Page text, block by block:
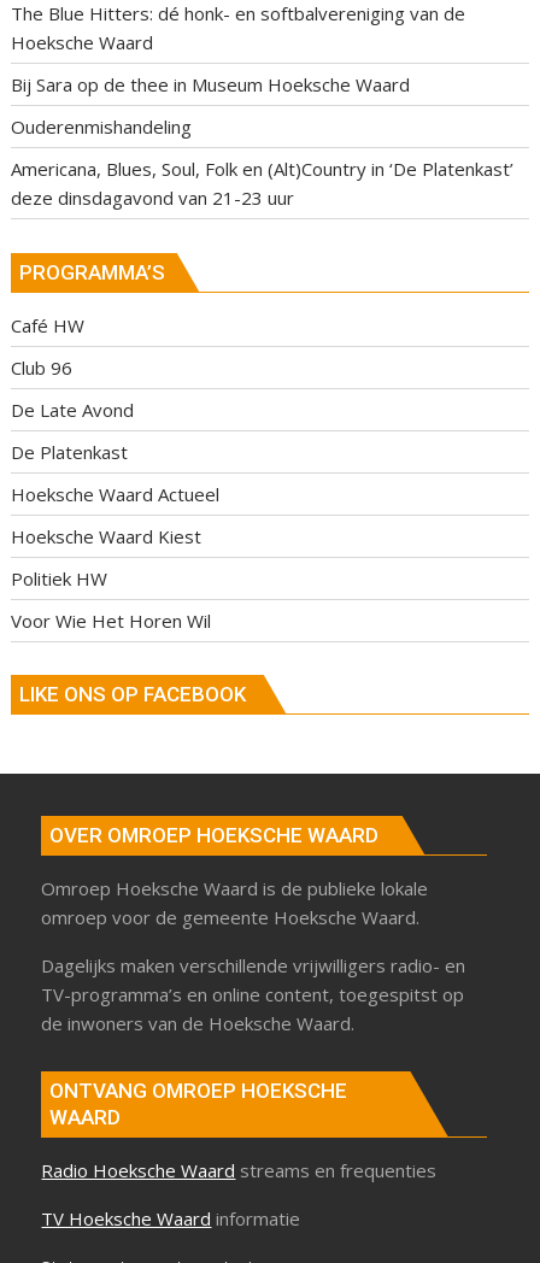
The Blue Hitters: dé honk- en softbalvereniging van de
Hoeksche Waard
Bij Sara op de thee in Museum Hoeksche Waard
Ouderenmishandeling
Americana, Blues, Soul, Folk en (Alt)Country in ‘De Platenkast’
deze dinsdagavond van 21-23 uur
PROGRAMMA’S
Café HW
Club 96
De Late Avond
De Platenkast
Hoeksche Waard Actueel
Hoeksche Waard Kiest
Politiek HW
Voor Wie Het Horen Wil
LIKE ONS OP FACEBOOK
OVER OMROEP HOEKSCHE WAARD
Omroep Hoeksche Waard is de publieke lokale
omroep voor de gemeente Hoeksche Waard.
Dagelijks maken verschillende vrijwilligers radio- en
TV-programma’s en online content, toegespitst op
de inwoners van de Hoeksche Waard.
ONTVANG OMROEP HOEKSCHE
WAARD
Radio Hoeksche Waard streams en frequenties
TV Hoeksche Waard informatie